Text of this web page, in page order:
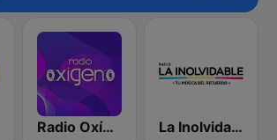
Radio Oxígeno La Inolvidable